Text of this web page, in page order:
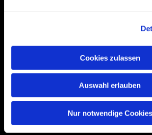
Cookies zulassen
Auswahl erlauben
Nur notwendige Cookies
Bitte akzeptieren Sie Marketing-
Accept cookies